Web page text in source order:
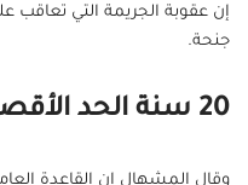
إن عقوبة الجريمة التي تعاقب
جنحة.
20 سنة الحد الأقصى للحبس
وقال المشهال إن القاعدة